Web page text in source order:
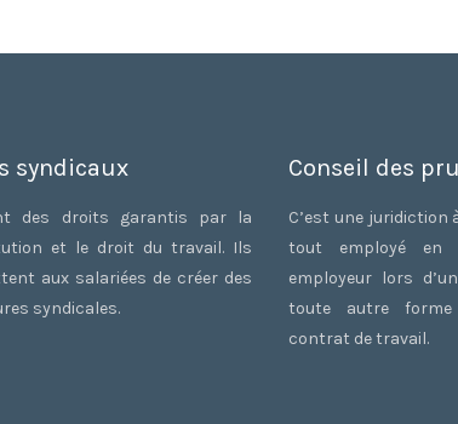
syndicaux
des droits garantis par la
et le droit du travail. Ils
aux salariées de créer des
syndicales.
Conseil des
C’est une juridiction
tout employé en
employeur lors
toute autre
contrat de travail.